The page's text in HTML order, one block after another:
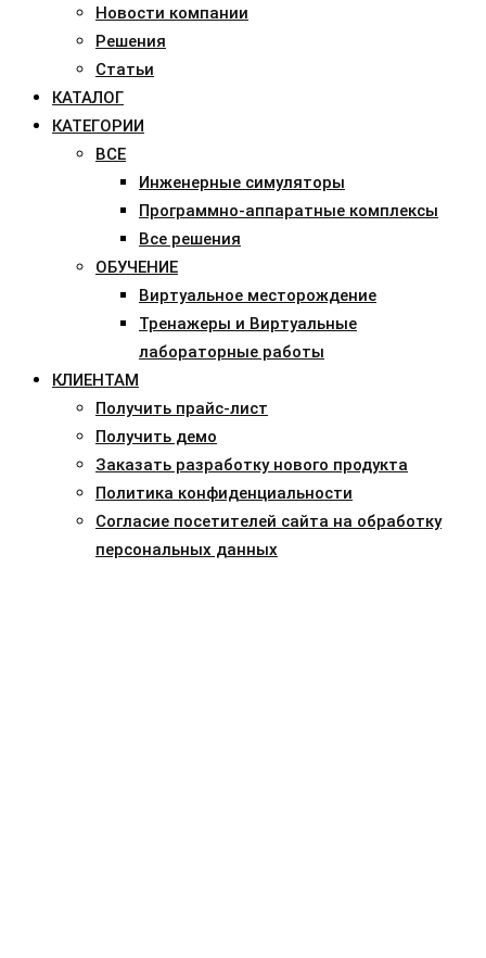
Новости компании
Решения
Статьи
КАТАЛОГ
КАТЕГОРИИ
ВСЕ
Инженерные симуляторы
Программно-аппаратные комплексы
Все решения
ОБУЧЕНИЕ
Виртуальное месторождение
Тренажеры и Виртуальные
лабораторные работы
КЛИЕНТАМ
Получить прайс-лист
Получить демо
Заказать разработку нового продукта
Политика конфиденциальности
Согласие посетителей сайта на обработку
персональных данных